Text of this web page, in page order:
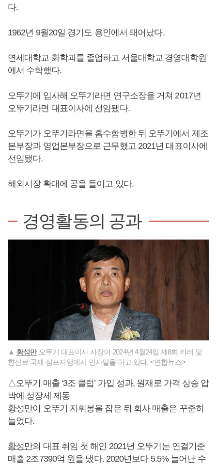
다.
1962년 9월20일 경기도 용인에서 태어났다.
연세대학교 화학과를 졸업하고 서울대학교 경영대학원
에서 수학했다.
오뚜기에 입사해 오뚜기라면 연구소장을 거쳐 2017년
오뚜기라면 대표이사에 선임됐다.
오뚜기가 오뚜기라면을 흡수합병한 뒤 오뚜기에서 제조
본부장과 영업본부장으로 근무했고 2021년 대표이사에
선임됐다.
해외시장 확대에 공을 들이고 있다.
경영활동의 공과
▲ 황성만오뚜기 대표이사 사장이 2024년 4월24일 제8회 카레 및
향신료 국제 심포지엄에서 인사말을 하고 있다. <연합뉴스>
△오뚜기 매출 ‘3조 클럽’ 가입 성과, 원재로 가격 상승 압
박에 성장세 제동
황성만이 오뚜기 지휘봉을 잡은 뒤 회사 매출은 꾸준히
늘었다.
황성만의 대표 취임 첫 해인 2021년 오뚜기는 연결기준
매출 2조7390억 원을 냈다. 2020년보다 5.5% 늘어난 수